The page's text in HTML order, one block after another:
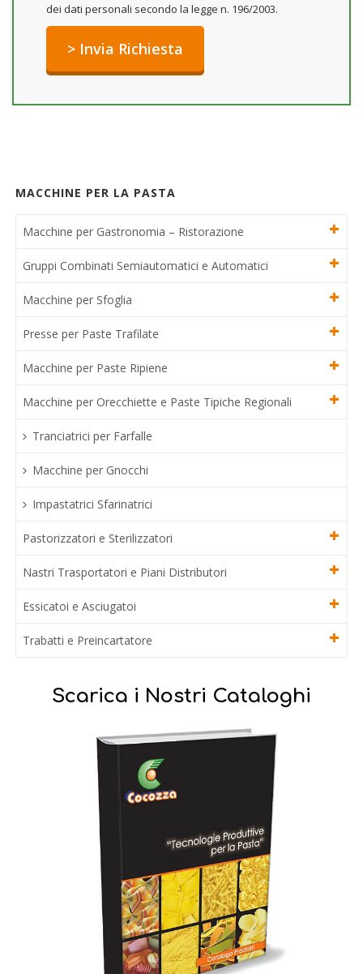
dei dati personali secondo la legge n. 196/2003.
MACCHINE PER LA PASTA
Macchine per Gastronomia – Ristorazione
Gruppi Combinati Semiautomatici e Automatici
Macchine per Sfoglia
Presse per Paste Trafilate
Macchine per Paste Ripiene
Macchine per Orecchiette e Paste Tipiche Regionali
Tranciatrici per Farfalle
Macchine per Gnocchi
Impastatrici Sfarinatrici
Pastorizzatori e Sterilizzatori
Nastri Trasportatori e Piani Distributori
Essicatoi e Asciugatoi
Trabatti e Preincartatore
Scarica i Nostri Cataloghi